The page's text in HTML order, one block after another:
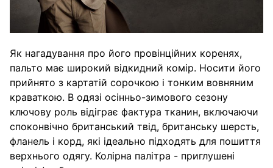
Як нагадування про його провінційних коренях,
пальто має широкий відкидний комір. Носити його
прийнято з картатій сорочкою і тонким вовняним
краваткою. В одязі осінньо-зимового сезону
ключову роль відіграє фактура тканин, включаючи
споконвічно британський твід, британську шерсть,
фланель і корд, які ідеально підходять для пошиття
верхнього одягу. Колірна палітра - приглушені